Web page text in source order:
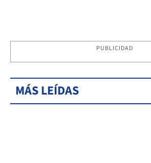
PUBLICIDAD
MÁS LEÍDAS